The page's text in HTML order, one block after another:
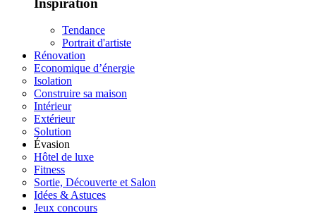
Tendance
Portrait d'artiste
Rénovation
Economique d’énergie
Isolation
Construire sa maison
Intérieur
Extérieur
Solution
Évasion
Hôtel de luxe
Fitness
Sortie, Découverte et Salon
Idées & Astuces
Jeux concours